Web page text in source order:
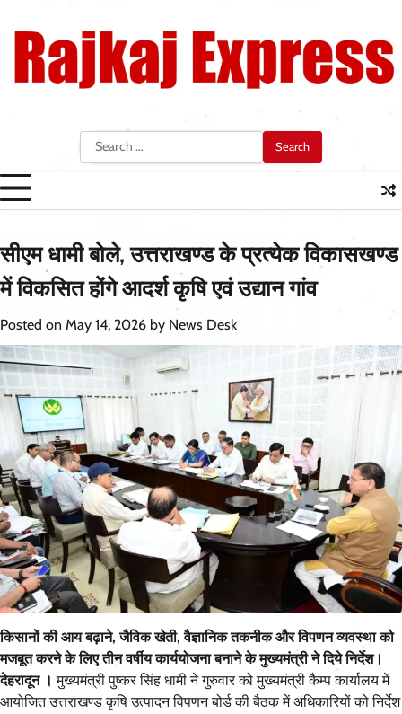
content
Search
for:
सीएम धामी बोले, उत्तराखण्ड के प्रत्येक विकासखण्ड
में विकसित होंगे आदर्श कृषि एवं उद्यान गांव
Posted on May 14, 2026 by News Desk
किसानों की आय बढ़ाने, जैविक खेती, वैज्ञानिक तकनीक और विपणन व्यवस्था को
मजबूत करने के लिए तीन वर्षीय कार्ययोजना बनाने के मुख्यमंत्री ने दिये निर्देश।
देहरादून । मुख्यमंत्री पुष्कर सिंह धामी ने गुरुवार को मुख्यमंत्री कैम्प कार्यालय में
आयोजित उत्तराखण्ड कृषि उत्पादन विपणन बोर्ड की बैठक में अधिकारियों को निर्देश